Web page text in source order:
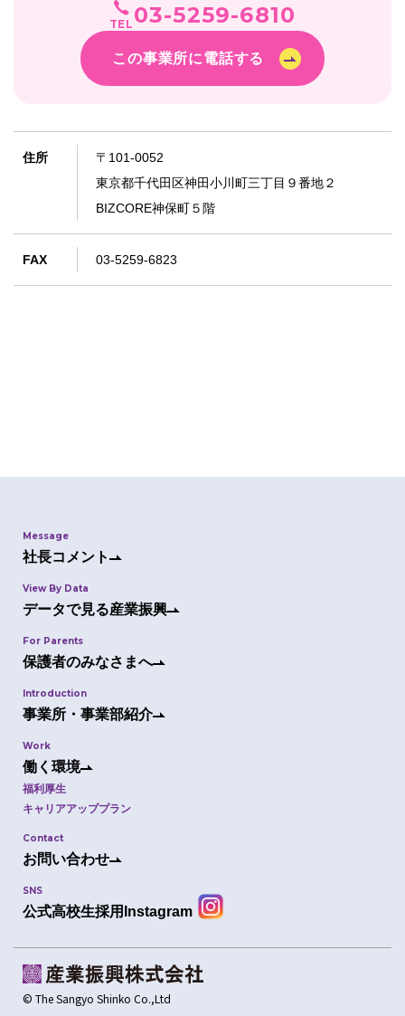
TEL 03-5259-6810
この事業所に電話する
住所
〒101-0052
東京都千代田区神田小川町三丁目９番地２
BIZCORE神保町５階
FAX 03-5259-6823
Message
社長コメント
View By Data
データで見る産業振興
For Parents
保護者のみなさまへ
SNS
公式高校生採用Instagram
Introduction
事業所・事業部紹介
Work
働く環境
福利厚生
キャリアアッププラン
Contact
お問い合わせ
© The Sangyo Shinko Co.,Ltd